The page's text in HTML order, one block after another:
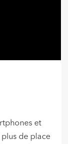
et
plus de place